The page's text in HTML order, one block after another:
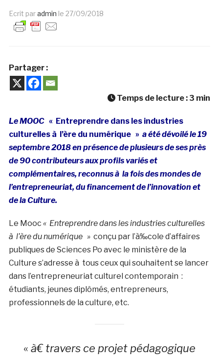
Ecrit paradmin le 27/09/2018
Partager :
Temps de lecture : 3 min
Le MOOC « Entreprendre dans les industries
culturelles à l’ère du numérique » a été dévoilé le 19
septembre 2018 en présence de plusieurs de ses près
de 90 contributeurs aux profils variés et
complémentaires, reconnus à la fois des mondes de
l’entrepreneuriat, du financement de l’innovation et
de la Culture.
Le Mooc « Entreprendre dans les industries culturelles
à l’ère du numérique »conçu par l’à‰cole d’affaires
publiques de Sciences Po avec le ministère de la
Culture s’adresse à tous ceux qui souhaitent se lancer
dans l’entrepreneuriat culturel contemporain :
étudiants, jeunes diplômés, entrepreneurs,
professionnels de la culture, etc.
« à€ travers ce projet pédagogique